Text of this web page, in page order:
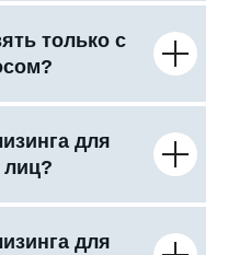
только с
для
лиц?
для